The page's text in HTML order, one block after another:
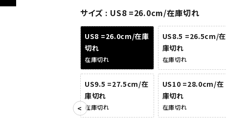
サイズ
US8 =26.0cm/在庫切れ
US8 =26.0cm/在庫
切れ
在庫切れ
US8.5 =26.5cm/在
庫切れ
在庫切れ
US9.5 =27.5cm/在
庫切れ
在庫切れ
US10 =28.0cm/在
庫切れ
在庫切れ